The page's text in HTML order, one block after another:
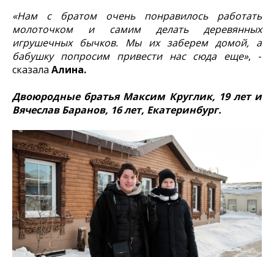
«Нам с братом очень понравилось работать
молоточком и самим делать деревянных
игрушечных бычков. Мы их заберем домой, а
бабушку попросим привести нас сюда еще», -
сказала Алина.
Двоюродные братья Максим Круглик, 19 лет и
Вячеслав Баранов, 16 лет, Екатеринбург.